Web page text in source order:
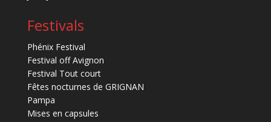
Festivals
Phénix Festival
Festival off Avignon
Festival Tout court
Fêtes nocturnes de GRIGNAN
Pampa
Mises en capsules